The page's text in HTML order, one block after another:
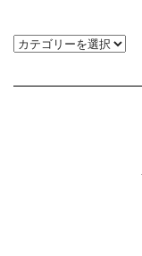
カ
ゴ